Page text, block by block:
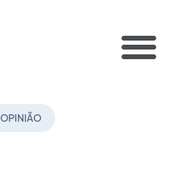
OPINIÃO